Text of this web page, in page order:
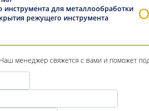
инструмента для металлообработки
режущего инструмента
менеджер свяжется с вами и поможет